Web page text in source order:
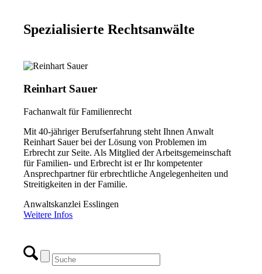
Spezialisierte Rechtsanwälte
Reinhart Sauer
Fachanwalt für Familienrecht
Mit 40-jähriger Berufserfahrung steht Ihnen Anwalt
Reinhart Sauer bei der Lösung von Problemen im
Erbrecht zur Seite. Als Mitglied der Arbeitsgemeinschaft
für Familien- und Erbrecht ist er Ihr kompetenter
Ansprechpartner für erbrechtliche Angelegenheiten und
Streitigkeiten in der Familie.
Anwaltskanzlei Esslingen
Weitere Infos